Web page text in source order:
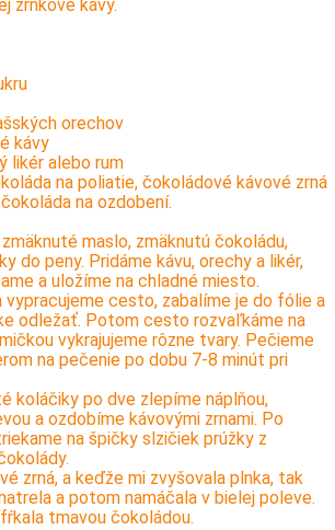
zrnkové kávy.
orechov
kávy
likér alebo rum
na poliatie, čokoládové kávové zrná
na ozdobení.
maslo, zmäknutú čokoládu,
do peny. Pridáme kávu, orechy a likér,
a uložíme na chladné miesto.
vypracujeme cesto, zabalíme je do fólie a
odležať. Potom cesto rozvaľkáme na
vykrajujeme rôzne tvary. Pečieme
na pečenie po dobu 7-8 minút pri
koláčiky po dve zlepíme náplňou,
a ozdobíme kávovými zrnami. Po
na špičky slzičiek prúžky z
zrná, a keďže mi zvyšovala plnka, tak
a potom namáčala v bielej poleve.
tmavou čokoládou.